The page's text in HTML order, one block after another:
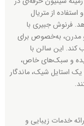
از متریال
فرنوش جبیری با
مدرن، به‌خصوص برای
کند. این سالن با
و سبک‌های خاص،
یک استایل شیک، ماندگار
خدمات زیبایی و